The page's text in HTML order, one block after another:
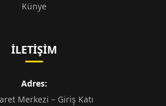
Künye
İLETIŞIM
Adres:
Merkezi – Giriş Katı